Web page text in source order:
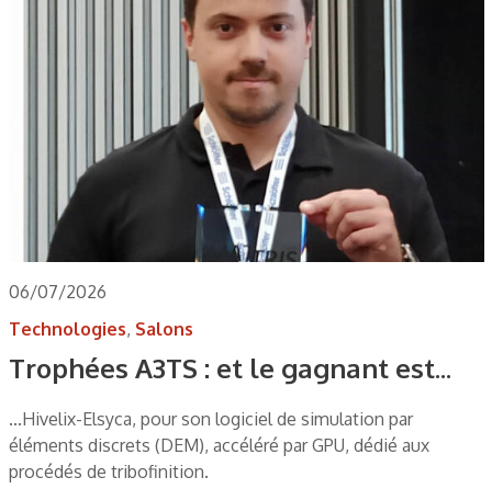
06/07/2026
Technologies, Salons
Trophées A3TS : et le gagnant est...
...Hivelix-Elsyca, pour son logiciel de simulation par
éléments discrets (DEM), accéléré par GPU, dédié aux
procédés de tribofinition.